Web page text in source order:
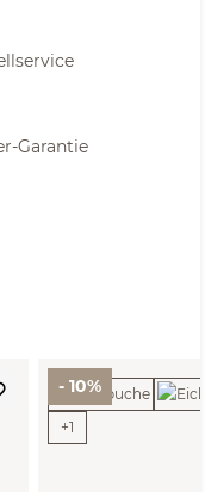
Garantie
- 10%
+1